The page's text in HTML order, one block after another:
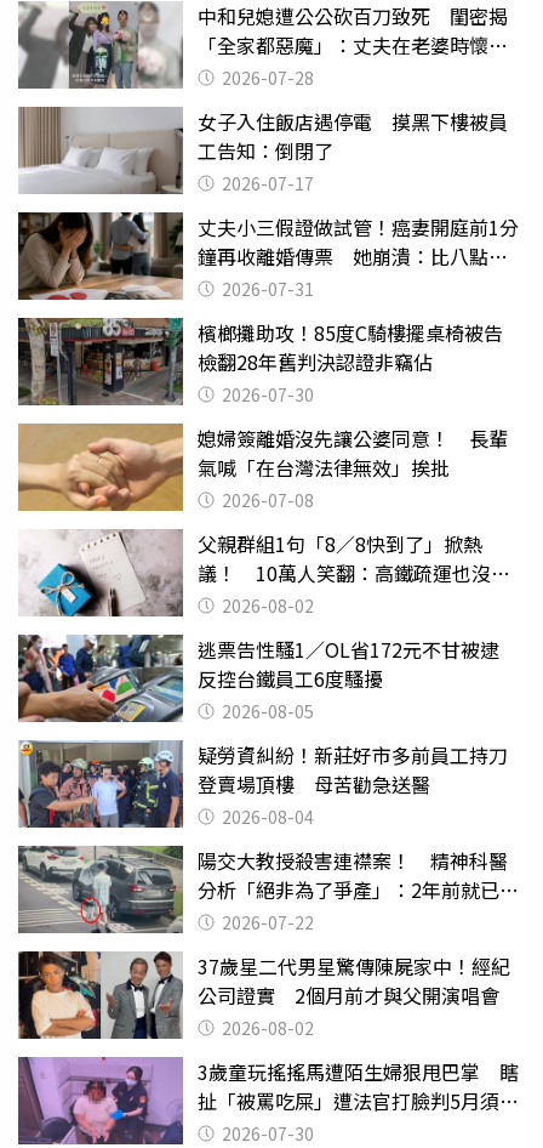
中和兒媳遭公公砍百刀致死 閨密揭
「全家都惡魔」：丈夫在老婆時懷孕
摔東西
2026-07-28
女子入住飯店遇停電 摸黑下樓被員
工告知：倒閉了
2026-07-17
丈夫小三假證做試管！癌妻開庭前1分
鐘再收離婚傳票 她崩潰：比八點檔
還扯2026-07-31
檳榔攤助攻！85度C騎樓擺桌椅被告
檢翻28年舊判決認證非竊佔
2026-07-30
媳婦簽離婚沒先讓公婆同意！ 長輩
氣喊「在台灣法律無效」挨批
2026-07-08
父親群組1句「8／8快到了」掀熱
議！ 10萬人笑翻：高鐵疏運也沒列
父親節
2026-08-02
逃票告性騷1／OL省172元不甘被逮
反控台鐵員工6度騷擾
2026-08-05
疑勞資糾紛！新莊好市多前員工持刀
登賣場頂樓 母苦勸急送醫
2026-08-04
陽交大教授殺害連襟案！ 精神科醫
分析「絕非為了爭產」：2年前就已言
行詭異
2026-07-22
37歲星二代男星驚傳陳屍家中！經紀
公司證實 2個月前才與父開演唱會
2026-08-02
3歲童玩搖搖馬遭陌生婦狠甩巴掌 瞎
扯「被罵吃屎」遭法官打臉判5月須入
監 2026-07-30